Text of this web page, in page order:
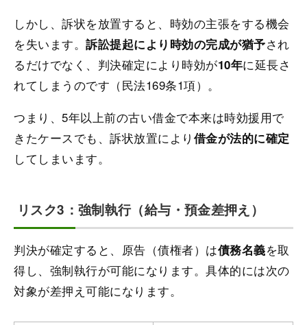
しかし、訴状を放置すると、時効の主張をする機会
を失います。訴訟提起により時効の完成が猶予され
るだけでなく、判決確定により時効が10年に延長さ
れてしまうのです（民法169条1項）。
つまり、5年以上前の古い借金で本来は時効援用で
きたケースでも、訴状放置により 借金が法的に確定
してしまいます。
リスク3：強制執行（給与・預金差押え）
判決が確定すると、原告（債権者）は債務名義を取
得し、強制執行が可能になります。具体的には次の
対象が差押え可能になります。